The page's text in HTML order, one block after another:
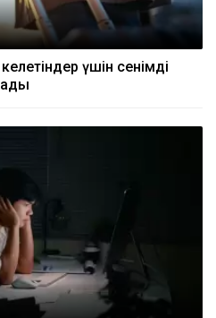
үшін сенімді